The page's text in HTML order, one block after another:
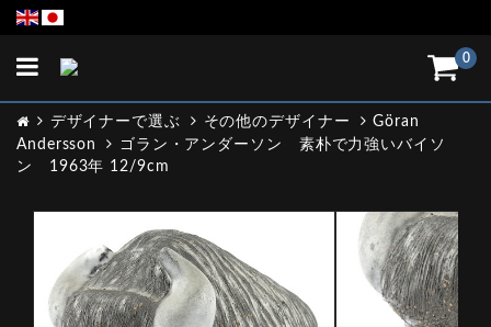
0
Toggle
デザイナーで選ぶ その他のデザイナー
Göran
Andersson
ゴラン・アンダーソン 素朴で力強いバイソ
ン 1963年 12/9cm